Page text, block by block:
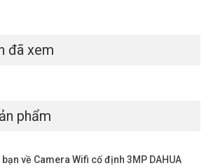
đã xem
phẩm
về Camera Wifi cố định 3MP DAHUA